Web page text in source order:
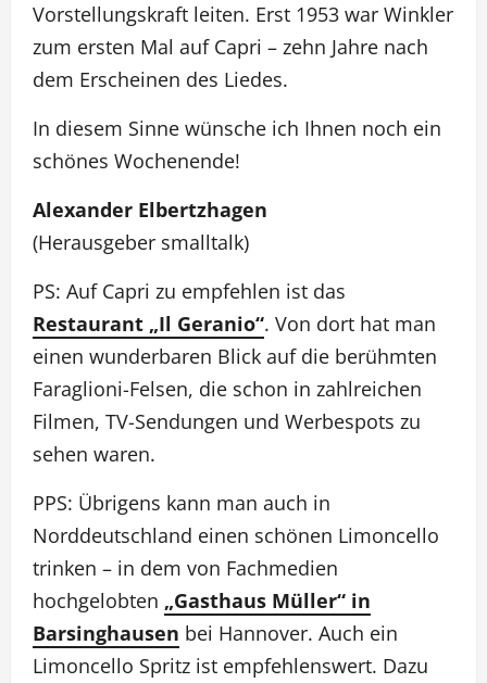
Vorstellungskraft leiten. Erst 1953 war Winkler
zum ersten Mal auf Capri – zehn Jahre nach
dem Erscheinen des Liedes.
In diesem Sinne wünsche ich Ihnen noch ein
schönes Wochenende!
Alexander Elbertzhagen
(Herausgeber smalltalk)
PS: Auf Capri zu empfehlen ist das
Restaurant „Il Geranio“. Von dort hat man
einen wunderbaren Blick auf die berühmten
Faraglioni-Felsen, die schon in zahlreichen
Filmen, TV-Sendungen und Werbespots zu
sehen waren.
PPS: Übrigens kann man auch in
Norddeutschland einen schönen Limoncello
trinken – in dem von Fachmedien
hochgelobten „Gasthaus Müller“ in
Barsinghausen bei Hannover. Auch ein
Limoncello Spritz ist empfehlenswert. Dazu